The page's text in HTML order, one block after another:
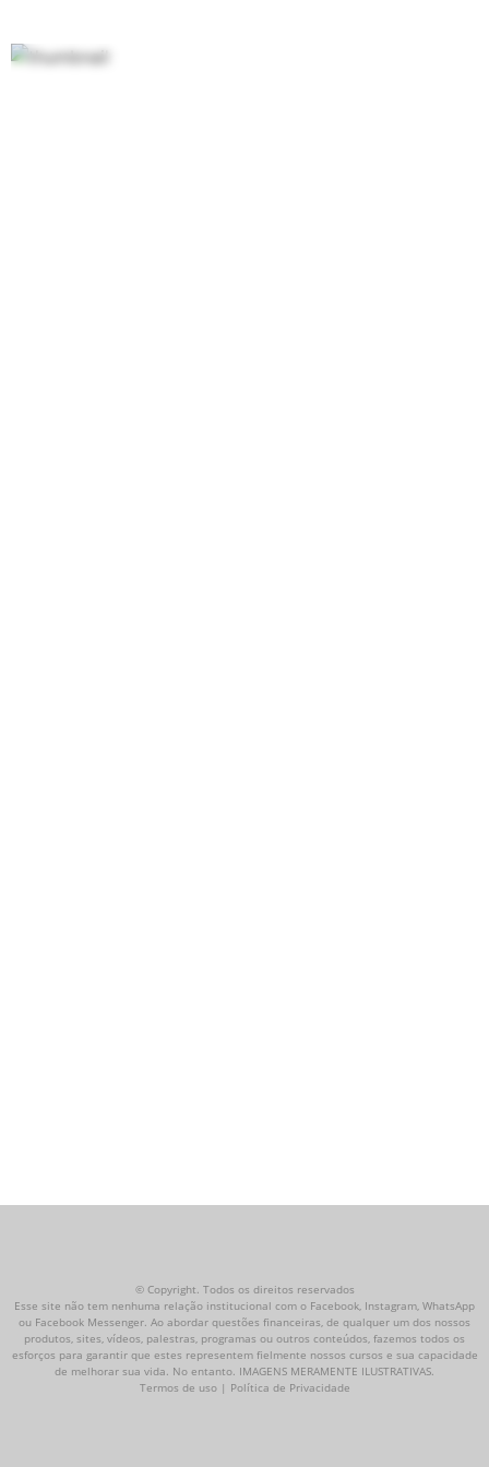
© Copyright. Todos os direitos reservados
Esse site não tem nenhuma relação institucional com o Facebook, Instagram, WhatsApp
ou Facebook Messenger. Ao abordar questões financeiras, de qualquer um dos nossos
produtos, sites, vídeos, palestras, programas ou outros conteúdos, fazemos todos os
esforços para garantir que estes representem fielmente nossos cursos e sua capacidade
de melhorar sua vida. No entanto. IMAGENS MERAMENTE ILUSTRATIVAS.
Termos de uso | Política de Privacidade